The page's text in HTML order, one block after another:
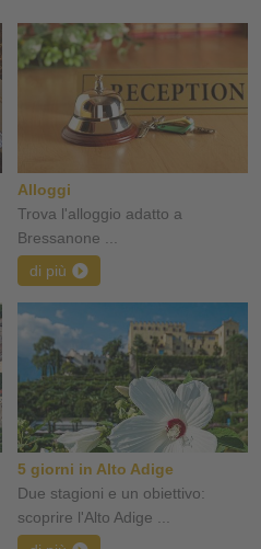
Alloggi
Trova l'alloggio adatto a
Bressanone ...
di più
5 giorni in Alto Adige
Due stagioni e un obiettivo:
scoprire l'Alto Adige ...